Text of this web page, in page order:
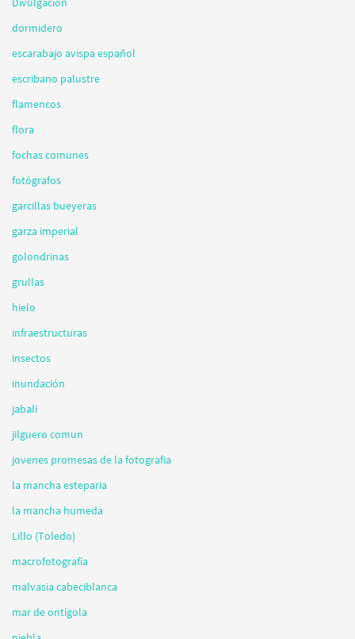
dormidero
escarabajo avispa español
escribano palustre
flamencos
flora
fochas comunes
fotógrafos
garcillas bueyeras
garza imperial
golondrinas
grullas
hielo
infraestructuras
insectos
inundación
jabalí
jilguero comun
jovenes promesas de la fotografia
la mancha esteparia
la mancha humeda
Lillo (Toledo)
macrofotografía
malvasia cabeciblanca
mar de ontígola